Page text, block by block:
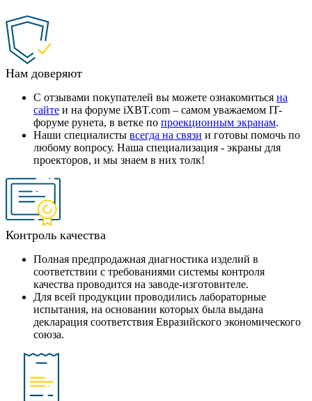
Нам доверяют
С отзывами покупателей вы можете ознакомиться на
сайте и на форуме iXBT.com – самом уважаемом IT-
форуме рунета, в ветке по проекционным экранам.
Наши специалисты всегда на связи и готовы помочь по
любому вопросу. Наша специализация - экраны для
проекторов, и мы знаем в них толк!
Контроль качества
Полная предпродажная диагностика изделий в
соответствии с требованиями системы контроля
качества проводится на заводе-изготовителе.
Для всей продукции проводились лабораторные
испытания, на основании которых была выдана
декларация соответствия Евразийского экономического
союза.